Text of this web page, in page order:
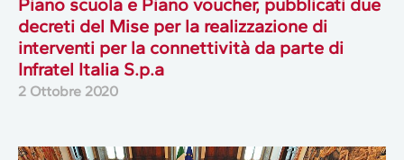
Piano scuola e Piano voucher, pubblicati due
decreti del Mise per la realizzazione di
interventi per la connettività da parte di
Infratel Italia S.p.a
2 Ottobre 2020